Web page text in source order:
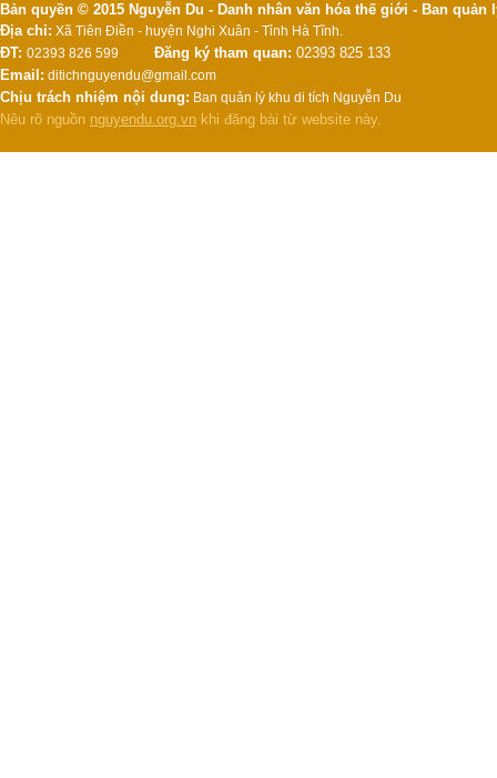
Bản quyền © 2015 Nguyễn Du - Danh nhân văn hóa thế giới - Ban
Địa chỉ: Xã Tiên Điền - huyện Nghi Xuân - Tỉnh Hà Tĩnh.
ĐT: 02393 826 599 Đăng ký tham quan: 02393 825 133
Email: ditichnguyendu@gmail.com
Chịu trách nhiệm nội dung: Ban quản lý khu di tích Nguyễn Du
Nêu rõ nguồn nguyendu.org.vn khi đăng bài từ website này.